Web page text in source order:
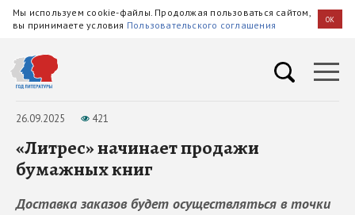
Мы используем cookie-файлы. Продолжая пользоваться сайтом,
вы принимаете условия Пользовательского соглашения OK
26.09.2025 421
«Литрес» начинает продажи
бумажных книг
Доставка заказов будет осуществляться в точки